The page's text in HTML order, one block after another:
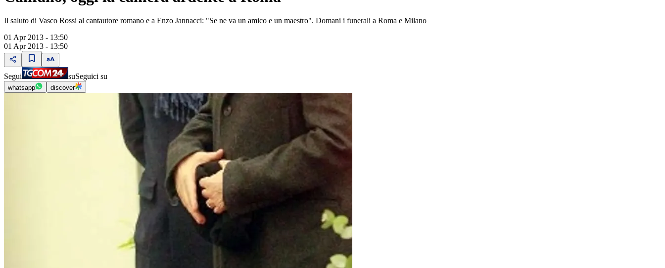
Il saluto di Vasco Rossi al cantautore romano e a Enzo Jannacci: "Se ne va un amico e un maestro". Domani i funerali a Roma e Milano
01 Apr 2013 - 13:50
01 Apr 2013 - 13:50
Segui suSeguici su
whatsapp discover